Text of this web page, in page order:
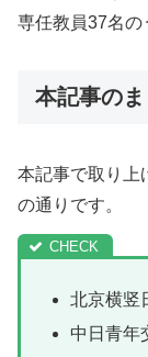
専任教員37名の
本記事の
本記事で取り上
の通りです。
北京横竖
中日青年